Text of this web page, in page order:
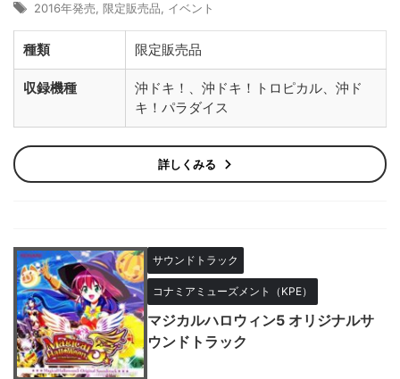
2016年発売 限定販売品 イベント
種類 限定販売品
収録機種
沖ドキ！、沖ドキ！トロピカル、沖ド
キ！パラダイス
詳しくみる
サウンドトラック
コナミアミューズメント（KPE）
マジカルハロウィン5 オリジナルサ
ウンドトラック